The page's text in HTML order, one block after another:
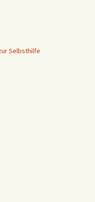
Selbsthilfe